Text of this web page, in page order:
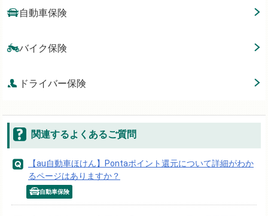
自動車保険
バイク保険
ドライバー保険
関連するよくあるご質問
【au自動車ほけん】Pontaポイント還元について詳細がわか
るページはありますか？
自動車保険